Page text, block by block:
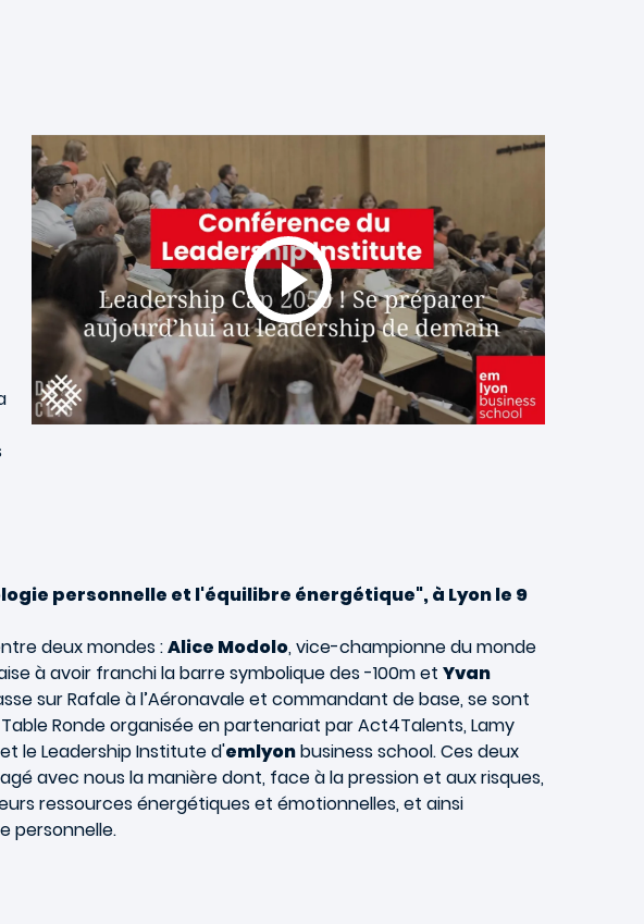
personnelle et l'équilibre énergétique", à Lyon le 9
deux mondes :Alice Modolo, vice-championne du monde
à avoir franchi la barre symbolique des -100m et Yvan
sur Rafale à l’Aéronavale et commandant de base, se sont
Ronde organisée en partenariat par Act4Talents, Lamy
le Leadership Institute d'emlyonbusiness school. Ces deux
avec nous la manière dont, face à la pression et aux risques,
ressources énergétiques et émotionnelles, et ainsi
personnelle.